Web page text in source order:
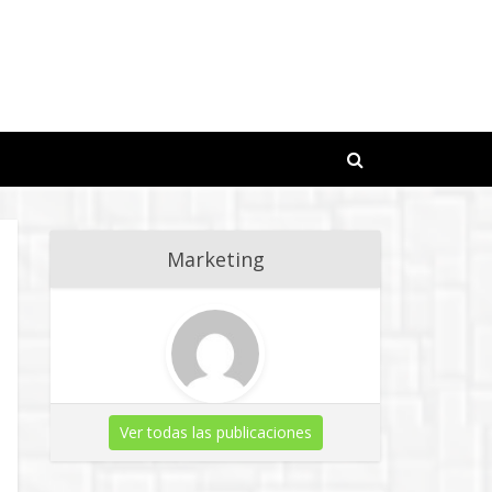
Marketing
Ver todas las publicaciones